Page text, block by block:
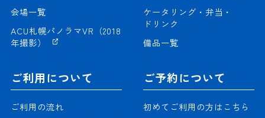
会場一覧
ACU札幌パノラマVR（2018
年撮影）
ケータリング・弁当・
ドリンク
備品一覧
ご利用について
ご利用の流れ
ご予約について
初めてご利用の方はこちら